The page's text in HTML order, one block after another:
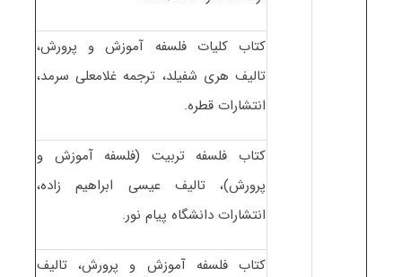
کتاب کلیات فلسفه آموزش و پرورش،
تالیف هری شفیلد، ترجمه غلامعلی سرمد،
انتشارات قطره.
کتاب فلسفه تربیت (فلسفه آموزش و
پرورش)، تالیف عیسی ابراهیم زاده،
انتشارات دانشگاه پیام نور.
کتاب فلسفه آموزش و پرورش، تالیف